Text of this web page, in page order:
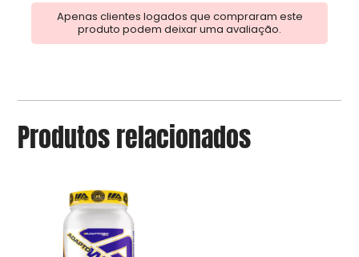
Apenas clientes logados que compraram este
produto podem deixar uma avaliação.
Produtos relacionados